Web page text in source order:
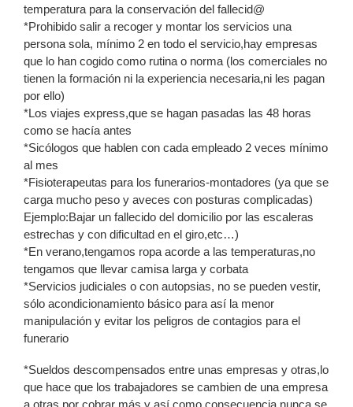
temperatura para la conservación del fallecid@
*Prohibido salir a recoger y montar los servicios una
persona sola, mínimo 2 en todo el servicio,hay empresas
que lo han cogido como rutina o norma (los comerciales no
tienen la formación ni la experiencia necesaria,ni les pagan
por ello)
*Los viajes express,que se hagan pasadas las 48 horas
como se hacía antes
*Sicólogos que hablen con cada empleado 2 veces mínimo
al mes
*Fisioterapeutas para los funerarios-montadores (ya que se
carga mucho peso y aveces con posturas complicadas)
Ejemplo:Bajar un fallecido del domicilio por las escaleras
estrechas y con dificultad en el giro,etc…)
*En verano,tengamos ropa acorde a las temperaturas,no
tengamos que llevar camisa larga y corbata
*Servicios judiciales o con autopsias, no se pueden vestir,
sólo acondicionamiento básico para así la menor
manipulación y evitar los peligros de contagios para el
funerario
*Sueldos descompensados entre unas empresas y otras,lo
que hace que los trabajadores se cambien de una empresa
a otras por cobrar más y así como consecuencia nunca se